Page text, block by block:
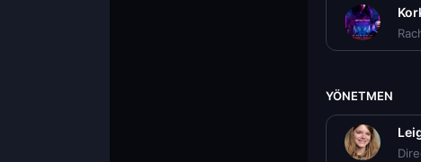
YÖNETMEN